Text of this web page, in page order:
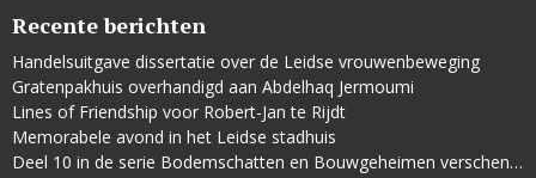
Recente berichten
Handelsuitgave dissertatie over de Leidse vrouwenbeweging
Gratenpakhuis overhandigd aan Abdelhaq Jermoumi
Lines of Friendship voor Robert-Jan te Rijdt
Memorabele avond in het Leidse stadhuis
Deel 10 in de serie Bodemschatten en Bouwgeheimen verschenen